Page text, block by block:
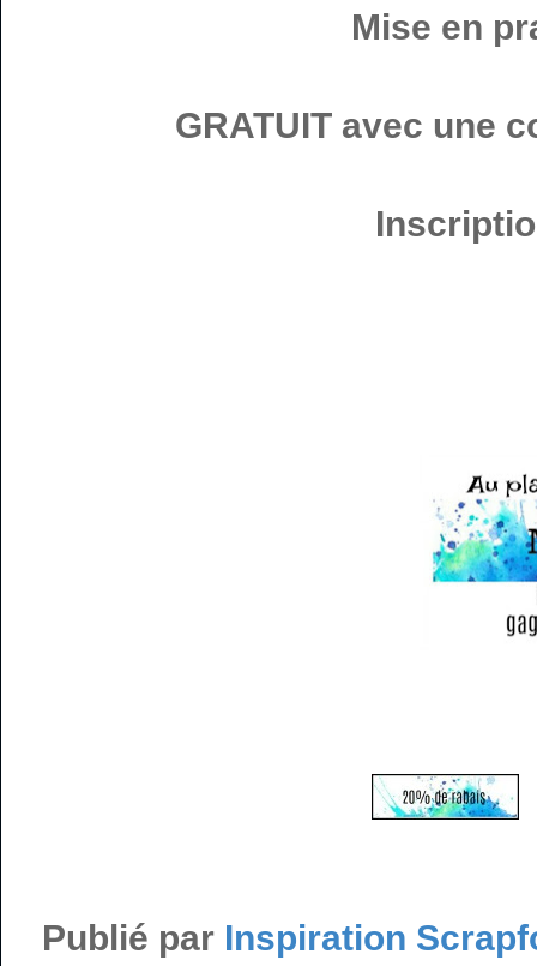
Mise en
GRATUIT avec une
Publié par Inspiration